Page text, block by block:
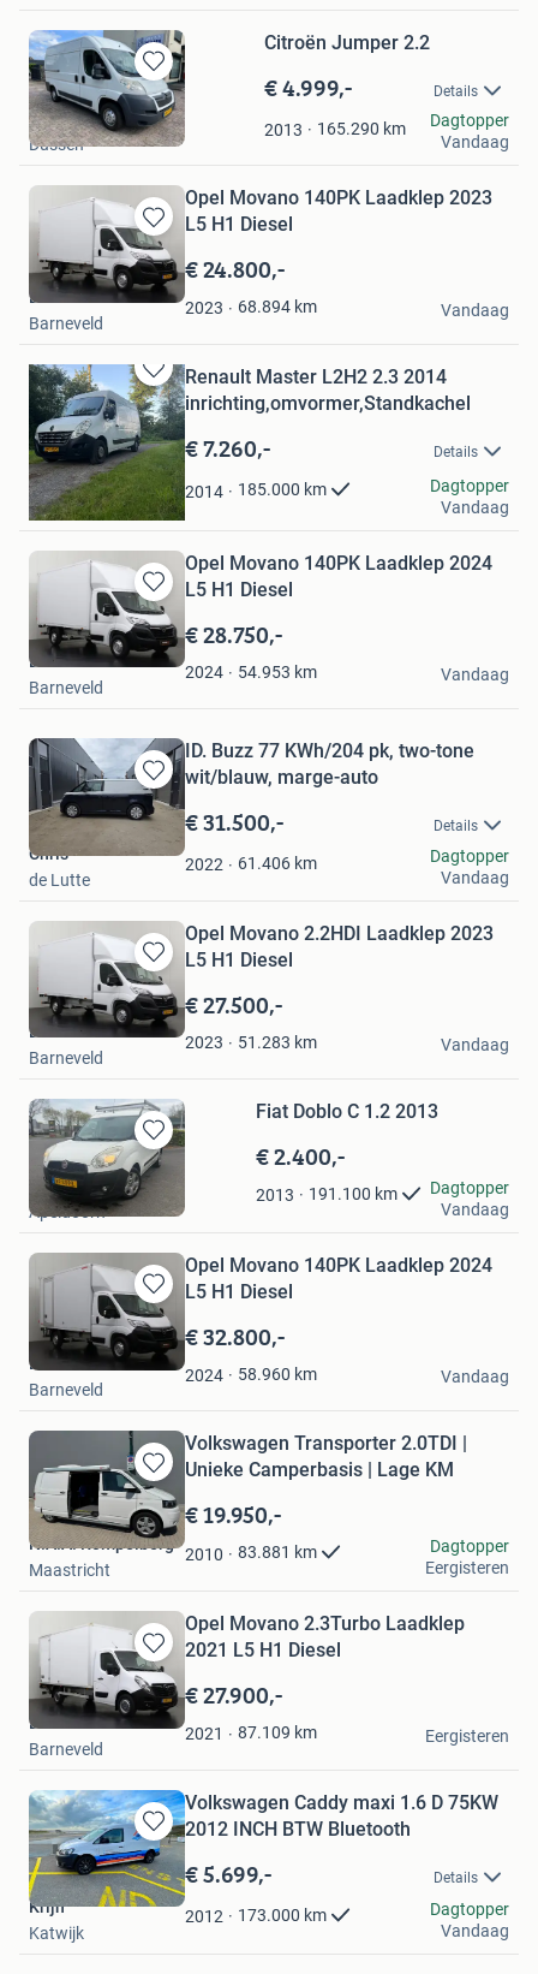
Bewaren
in
Mijn
Favorieten
Citroën Jumper 2.2
€ 4.999,- Details
2013 165.290 km
fp
Dussen
Dagtopper
Vandaag
Bewaren
in
Mijn
Favorieten
Opel Movano 140PK Laadklep 2023
L5 H1 Diesel
€ 24.800,-
2023 68.894 km
Dutchvans.com
Barneveld
Vandaag
Bewaren
in
Mijn
Favorieten
Renault Master L2H2 2.3 2014
inrichting,omvormer,Standkachel
€ 7.260,- Details
2014 185.000 km
E bakker
Stadskanaal
Dagtopper
Vandaag
Bewaren
in
Mijn
Favorieten
Opel Movano 140PK Laadklep 2024
L5 H1 Diesel
€ 28.750,-
2024 54.953 km
Dutchvans.com
Barneveld
Vandaag
Bewaren
in
Favorieten
ID. Buzz 77 KWh/204 pk, two-tone
wit/blauw, marge-auto
€ 31.500,- Details
2022 61.406 km
Chris
de Lutte
Dagtopper
Vandaag
Bewaren
in
Mijn
Favorieten
Opel Movano 2.2HDI Laadklep 2023
L5 H1 Diesel
€ 27.500,-
2023 51.283 km
Dutchvans.com
Barneveld
Vandaag
Bewaren
in
Mijn
Favorieten
Fiat Doblo C 1.2 2013
€ 2.400,-
2013 191.100 km
Jovana Trajkovic
Apeldoorn
Dagtopper
Vandaag
Bewaren
in
Mijn
Favorieten
Opel Movano 140PK Laadklep 2024
L5 H1 Diesel
€ 32.800,-
2024 58.960 km
Dutchvans.com
Barneveld
Vandaag
Bewaren
in
Mijn
Favorieten
Volkswagen Transporter 2.0TDI |
Unieke Camperbasis | Lage KM
€ 19.950,-
2010 83.881 km
N.A.A. Rompelberg
Maastricht
Dagtopper
Eergisteren
Bewaren
in
Mijn
Favorieten
Opel Movano 2.3Turbo Laadklep
2021 L5 H1 Diesel
€ 27.900,-
2021 87.109 km
Dutchvans.com
Barneveld
Eergisteren
Bewaren
in
Mijn
Favorieten
Volkswagen Caddy maxi 1.6 D 75KW
2012 INCH BTW Bluetooth
€ 5.699,- Details
2012 173.000 km
Krijn
Katwijk
Dagtopper
Vandaag